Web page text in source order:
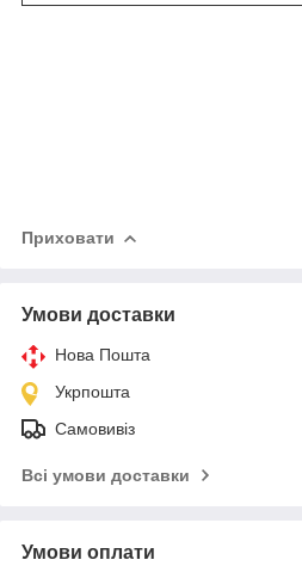
Приховати
Умови доставки
Нова Пошта
Укрпошта
Самовивіз
Всі умови доставки
Умови оплати